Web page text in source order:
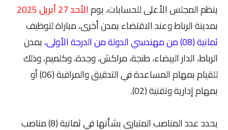
ينظم المجلس الأعلى للحسابات، يومالأحد 27 أبريل 2025
بمدينة الرباط وعند الاقتضاء بمدن أخرى، مباراة لتوظيف
ثمانية (08) من مهندسي الدولة من الدرجة الأولى،
بمدن
الرباط، الدار البيضاء، طنجة، مراكش، وجدة، وكلميم، وذلك
للقيام بمهام المساعدة في التدقيق والمراقبة (06) أو
بمهام إدارية وتقنية (02).
يحدد عدد المناصب المتبارى بشأنها في ثمانية (8) مناصب